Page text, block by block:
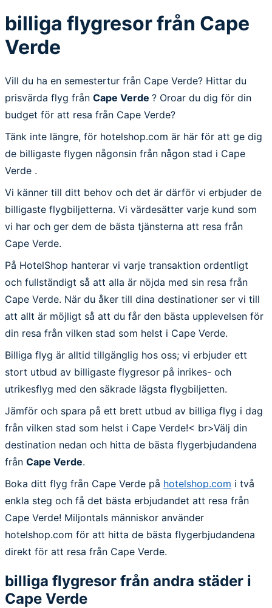
billiga flygresor från Cape
Verde
Vill du ha en semestertur från Cape Verde? Hittar du
prisvärda flyg från Cape Verde ? Oroar du dig för din
budget för att resa från Cape Verde?
Tänk inte längre, för hotelshop.com är här för att ge dig
de billigaste flygen någonsin från någon stad i Cape
Verde .
Vi känner till ditt behov och det är därför vi erbjuder de
billigaste flygbiljetterna. Vi värdesätter varje kund som
vi har och ger dem de bästa tjänsterna att resa från
Cape Verde.
På HotelShop hanterar vi varje transaktion ordentligt
och fullständigt så att alla är nöjda med sin resa från
Cape Verde. När du åker till dina destinationer ser vi till
att allt är möjligt så att du får den bästa upplevelsen för
din resa från vilken stad som helst i Cape Verde.
Billiga flyg är alltid tillgänglig hos oss; vi erbjuder ett
stort utbud av billigaste flygresor på inrikes- och
utrikesflyg med den säkrade lägsta flygbiljetten.
Jämför och spara på ett brett utbud av billiga flyg i dag
från vilken stad som helst i Cape Verde!< br>Välj din
destination nedan och hitta de bästa flygerbjudandena
från Cape Verde.
Boka ditt flyg från Cape Verde på hotelshop.com i två
enkla steg och få det bästa erbjudandet att resa från
Cape Verde! Miljontals människor använder
hotelshop.com för att hitta de bästa flygerbjudandena
direkt för att resa från Cape Verde.
billiga flygresor från andra städer i
Cape Verde